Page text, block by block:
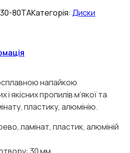
80TAКатегорія: Диски
напайкою
якісних пропилів м’якої та
пластику, алюмінію.
ламінат, пластик, алюміній